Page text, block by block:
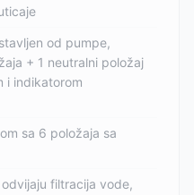
od pumpe,
+ 1 neutralni položaj
i indikatorom
sa 6 položaja sa
filtracija vode,